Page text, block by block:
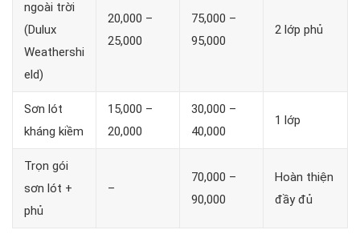
ngoài trời
(Dulux
Weathershi
eld)
20,000 –
25,000
75,000 –
95,000
2 lớp phủ
Sơn lót
kháng kiềm
15,000 –
20,000
30,000 –
40,000
1 lớp
Trọn gói
sơn lót +
phủ
–
70,000 –
90,000
Hoàn thiện
đầy đủ